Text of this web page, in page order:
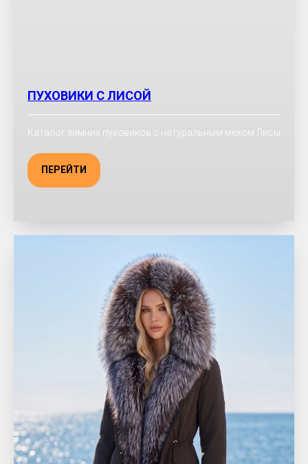
ПУХОВИКИ С ЛИСОЙ
Каталог зимних пуховиков с натуральным мехом Лисы
ПЕРЕЙТИ